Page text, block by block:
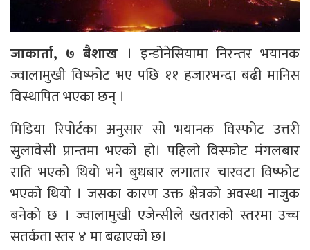
जाकार्ता, ७ बैशाख । इन्डोनेसियामा निरन्तर भयानक
ज्वालामुखी विष्फोट भए पछि ११ हजारभन्दा बढी मानिस
विस्थापित भएका छन् ।
मिडिया रिपोर्टका अनुसार सो भयानक विस्फोट उत्तरी
सुलावेसी प्रान्तमा भएको हो। पहिलो विस्फोट मंगलबार
राति भएको थियो भने बुधबार लगातार चारवटा विष्फोट
भएको थियो । जसका कारण उक्त क्षेत्रको अवस्था नाजुक
बनेको छ । ज्वालामुखी एजेन्सीले खतराको स्तरमा उच्च
सतर्कता स्तर ४ मा बढाएको छ।